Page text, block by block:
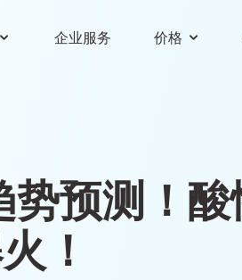
企业服务 价格
预测！
！